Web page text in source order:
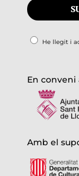
He llegit i
En conveni
Amb el